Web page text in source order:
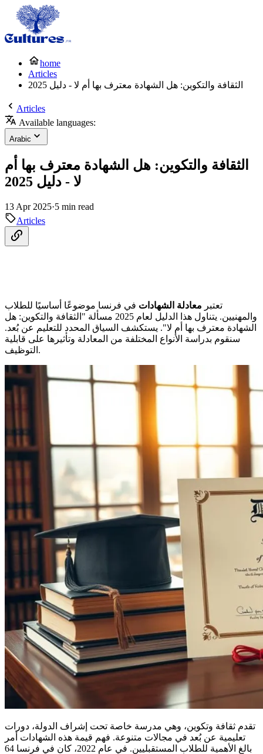
home
Articles
الثقافة والتكوين: هل الشهادة معترف بها أم لا - دليل 2025
Articles
Available languages:
Arabic
الثقافة والتكوين: هل الشهادة معترف بها أم
لا - دليل 2025
13 Apr 2025·5 min read
Articles
تعتبر معادلة الشهادات في فرنسا موضوعًا أساسيًا للطلاب
والمهنيين. يتناول هذا الدليل لعام 2025 مسألة "الثقافة والتكوين: هل
الشهادة معترف بها أم لا". يستكشف السياق المحدد للتعليم عن بُعد.
سنقوم بدراسة الأنواع المختلفة من المعادلة وتأثيرها على قابلية
التوظيف.
تقدم ثقافة وتكوين، وهي مدرسة خاصة تحت إشراف الدولة، دورات
تعليمية عن بُعد في مجالات متنوعة. فهم قيمة هذه الشهادات أمر
بالغ الأهمية للطلاب المستقبليين. في عام 2022، كان في فرنسا 64